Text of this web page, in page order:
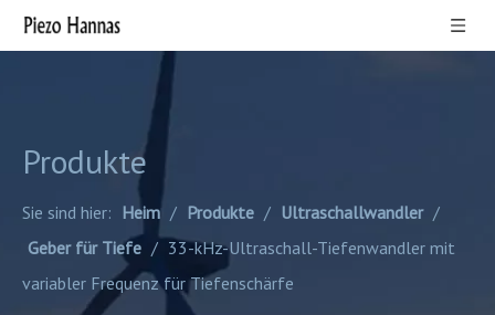
Produkte
Sie sind hier: Heim / Produkte / Ultraschallwandler /
Geber für Tiefe / 33-kHz-Ultraschall-Tiefenwandler mit
variabler Frequenz für Tiefenschärfe